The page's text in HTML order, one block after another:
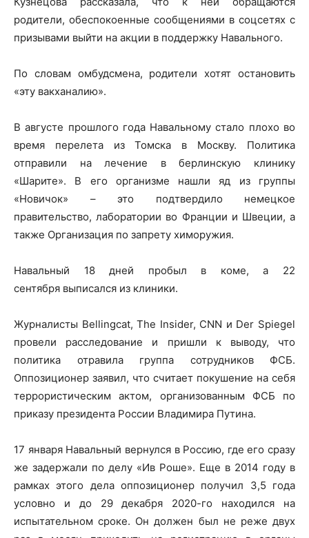
родители, обеспокоенные сообщениями в соцсетях с
призывами выйти на акции в поддержку Навального.
По словам омбудсмена, родители хотят остановить
«эту вакханалию».
В августе прошлого года Навальному стало плохо во
время перелета из Томска в Москву. Политика
отправили на лечение в берлинскую клинику
«Шарите». В его организме нашли яд из группы
«Новичок» – это подтвердило немецкое
правительство, лаборатории во Франции и Швеции, а
также Организация по запрету химоружия.
Навальный 18 дней пробыл в коме, а 22
сентября выписался из клиники.
Журналисты Bellingcat, The Insider, CNN и Der Spiegel
провели расследование и пришли к выводу, что
политика отравила группа сотрудников ФСБ.
Оппозиционер заявил, что считает покушение на себя
террористическим актом, организованным ФСБ по
приказу президента России Владимира Путина.
17 января Навальный вернулся в Россию, где его сразу
же задержали по делу «Ив Роше». Еще в 2014 году в
рамках этого дела оппозиционер получил 3,5 года
условно и до 29 декабря 2020-го находился на
испытательном сроке. Он должен был не реже двух